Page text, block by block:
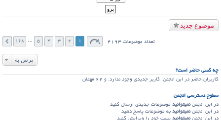
موضوع جدید
تعداد موضوعات 4193 1
2
3
4
5
…
168
پرش به
چه کسی حاضر است؟
کاربران حاضر در این انجمن: کاربر جدیدی وجود ندارد. و 62 مهمان
سطوح دسترسي انجمن
در این انجمننمیتوانید موضوعات جدیدی ارسال کنید
در این انجمننمیتوانید به موضوعات پاسخ دهید
در این انجمننمیتوانید پست خود را ویرایش کنید